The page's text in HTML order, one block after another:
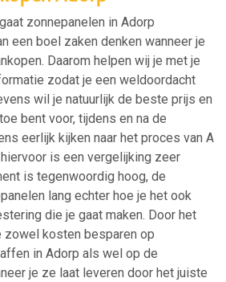
zonnepanelen in Adorp
een boel zaken denken wanneer je
Daarom helpen wij je met je
zodat je een weldoordacht
wil je natuurlijk de beste prijs en
bent voor, tijdens en na de
eerlijk kijken naar het proces van A
is een vergelijking zeer
is tegenwoordig hoog, de
lang echter hoe je het ook
die je gaat maken. Door het
zowel kosten besparen op
in Adorp als wel op de
je ze laat leveren door het juiste